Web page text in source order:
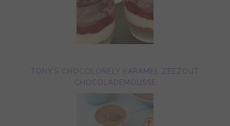
TONY’S CHOCOLONELY KARAMEL ZEEZOUT
CHOCOLADEMOUSSE